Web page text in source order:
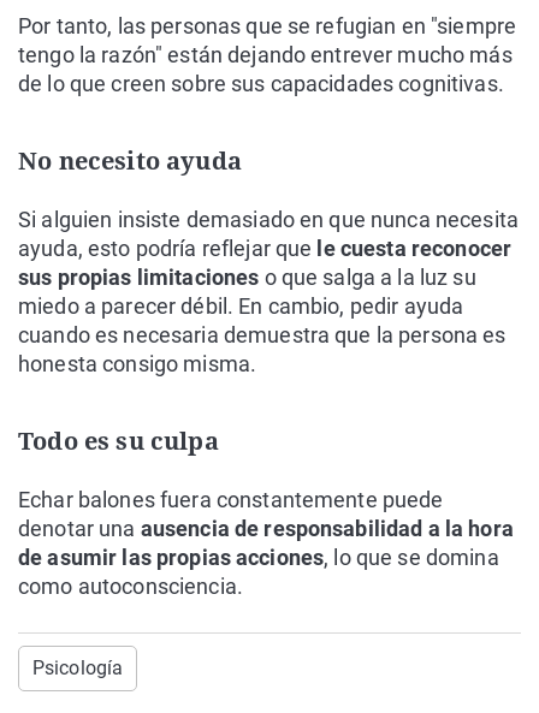
Por tanto, las personas que se refugian en "siempre
tengo la razón" están dejando entrever mucho más
de lo que creen sobre sus capacidades cognitivas.
No necesito ayuda
Si alguien insiste demasiado en que nunca necesita
ayuda, esto podría reflejar que le cuesta reconocer
sus propias limitaciones o que salga a la luz su
miedo a parecer débil. En cambio, pedir ayuda
cuando es necesaria demuestra que la persona es
honesta consigo misma.
Todo es su culpa
Echar balones fuera constantemente puede
denotar una ausencia de responsabilidad a la hora
de asumir las propias acciones, lo que se domina
como autoconsciencia.
Psicología